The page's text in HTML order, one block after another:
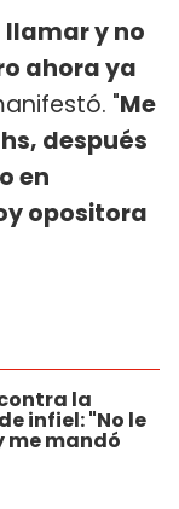
llamar y no
ahora ya
"Me
después
en
opositora
la
infiel: "No le
me mandó